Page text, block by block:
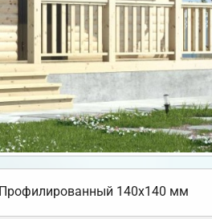
Профилированный 140х140 мм